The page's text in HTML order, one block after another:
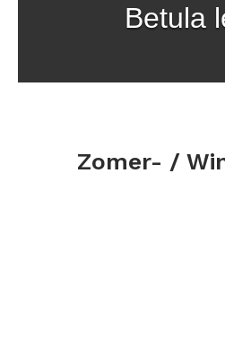
Betula
Zomer- /